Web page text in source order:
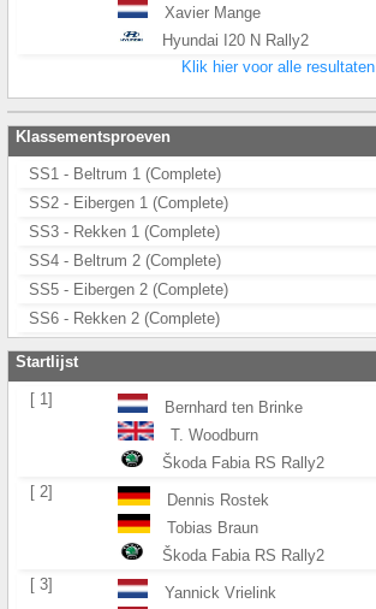
Xavier Mange
Hyundai I20 N Rally2
Klik hier voor alle resultaten
Klassementsproeven
SS1 - Beltrum 1 (Complete)
SS2 - Eibergen 1 (Complete)
SS3 - Rekken 1 (Complete)
SS4 - Beltrum 2 (Complete)
SS5 - Eibergen 2 (Complete)
SS6 - Rekken 2 (Complete)
Startlijst
[ 1]
Bernhard ten Brinke
T. Woodburn
Škoda Fabia RS Rally2
[ 2]
Dennis Rostek
Tobias Braun
Škoda Fabia RS Rally2
[ 3]
Yannick Vrielink